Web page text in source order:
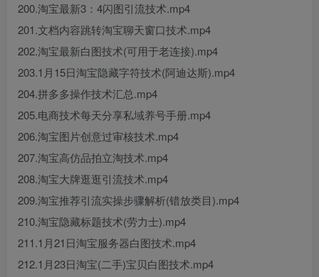
200.淘宝最新3：4闪图引流技术.mp4
201.文档内容跳转淘宝聊天窗口技术.mp4
202.淘宝最新白图技术(可用于老连接).mp4
203.1月15日淘宝隐藏字符技术(阿迪达斯).mp4
204.拼多多操作技术汇总.mp4
205.电商技术每天分享私域养号手册.mp4
206.淘宝图片创意过审核技术.mp4
207.淘宝高仿品拍立淘技术.mp4
208.淘宝大牌逛逛引流技术.mp4
209.淘宝推荐引流实操步骤解析(错放类目).mp4
210.淘宝隐藏标题技术(劳力士).mp4
211.1月21日淘宝服务器白图技术.mp4
212.1月23日淘宝(二手)宝贝白图技术.mp4